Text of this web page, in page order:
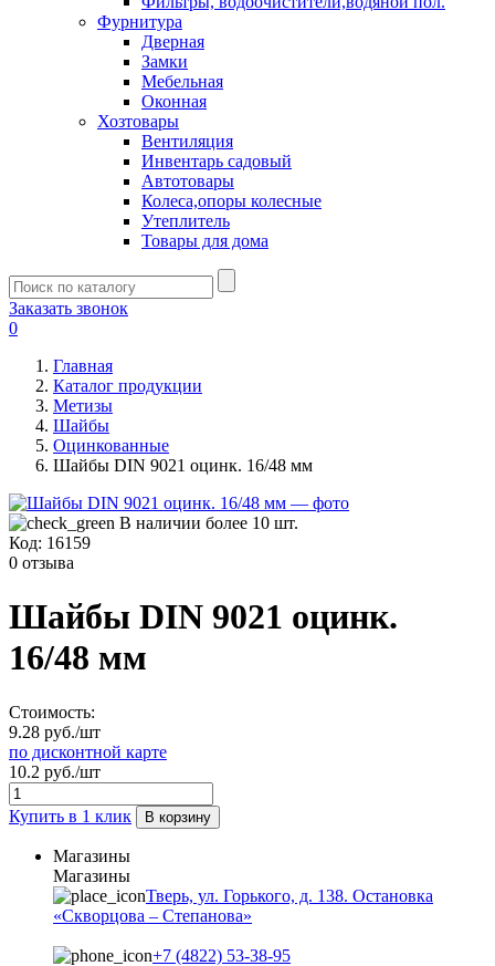
Фурнитура
Дверная
Замки
Мебельная
Оконная
Хозтовары
Вентиляция
Инвентарь садовый
Автотовары
Колеса,опоры колесные
Утеплитель
Товары для дома
Заказать звонок
0
Главная
Каталог продукции
Метизы
Шайбы
Оцинкованные
Шайбы DIN 9021 оцинк. 16/48 мм
В наличии более 10 шт.
Код: 16159
0 отзыва
Шайбы DIN 9021 оцинк.
16/48 мм
Стоимость:
9.28 руб./шт
по дисконтной карте
10.2 руб./шт
Купить в 1 клик В корзину
Магазины
Магазины
Тверь, ул. Горького, д. 138. Остановка
«Скворцова – Степанова»
+7 (4822) 53-38-95